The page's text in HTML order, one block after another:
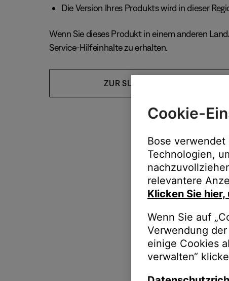
Die Version Ihres Produkts wird in dieser
Wenn Sie dieses Produkt in einem anderen
Service-Hilfeinhalte zu erhalten.
ZUR SUPPORT-HOMEPAGE
Cookie-
Bose
Technologien,
relevantere
Klicken Sie
Wenn Sie auf
Verwendung
einige Cookies
verwalten“